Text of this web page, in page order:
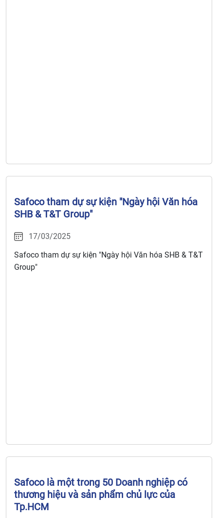
Safoco tham dự sự kiện "Ngày hội Văn hóa
SHB & T&T Group"
17/03/2025
Safoco tham dự sự kiện "Ngày hội Văn hóa SHB & T&T
Group"
Safoco là một trong 50 Doanh nghiệp có
thương hiệu và sản phẩm chủ lực của
Tp.HCM